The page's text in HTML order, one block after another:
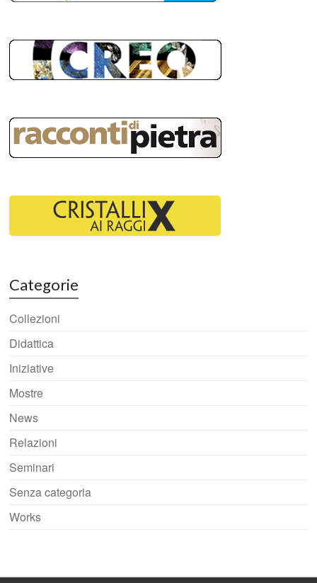
Categorie
Collezioni
Didattica
Iniziative
Mostre
News
Relazioni
Seminari
Senza categoria
Works